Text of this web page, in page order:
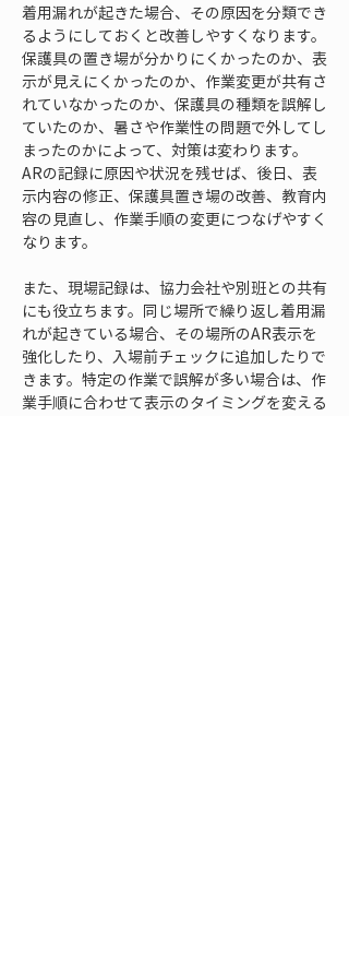
着用漏れが起きた場合、その原因を分類でき
るようにしておくと改善しやすくなります。
保護具の置き場が分かりにくかったのか、表
示が見えにくかったのか、作業変更が共有さ
れていなかったのか、保護具の種類を誤解し
ていたのか、暑さや作業性の問題で外してし
まったのかによって、対策は変わります。
ARの記録に原因や状況を残せば、後日、表
示内容の修正、保護具置き場の改善、教育内
容の見直し、作業手順の変更につなげやすく
なります。
また、現場記録は、協力会社や別班との共有
にも役立ちます。同じ場所で繰り返し着用漏
れが起きている場合、その場所のAR表示を
強化したり、入場前チェックに追加したりで
きます。特定の作業で誤解が多い場合は、作
業手順に合わせて表示のタイミングを変える